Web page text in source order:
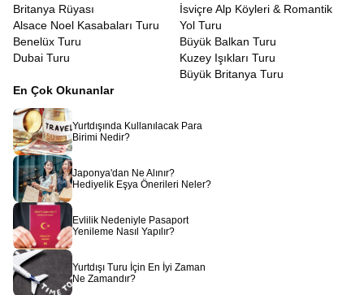
Britanya Rüyası
Alsace Noel Kasabaları Turu
Benelüx Turu
Dubai Turu
İsviçre Alp Köyleri & Romantik
Yol Turu
Büyük Balkan Turu
Kuzey Işıkları Turu
Büyük Britanya Turu
En Çok Okunanlar
Yurtdışında Kullanılacak Para
Birimi Nedir?
Japonya'dan Ne Alınır?
Hediyelik Eşya Önerileri Neler?
Evlilik Nedeniyle Pasaport
Yenileme Nasıl Yapılır?
Yurtdışı Turu İçin En İyi Zaman
Ne Zamandır?